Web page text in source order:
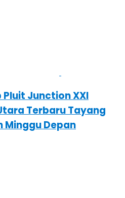
Junction XXI
Terbaru Tayang
Minggu Depan